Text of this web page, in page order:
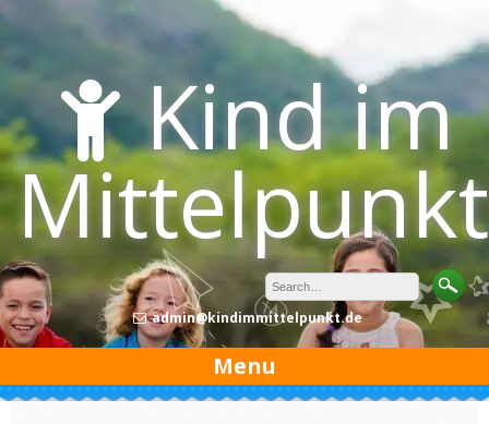
Skip
Kind im
Mittelpunkt
admin@kindimmittelpunkt.de
Menu